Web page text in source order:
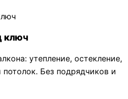
ключ
утепление, остекление,
потолок. Без подрядчиков и